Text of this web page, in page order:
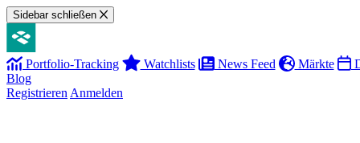
Sidebar schließen
Portfolio-Tracking Watchlists News Feed Märkte
Blog
Registrieren Anmelden